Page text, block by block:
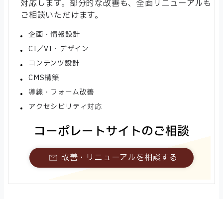
対応します。部分的な改善も、全面リニューアルも
ご相談いただけます。
企画・情報設計
CI／VI・デザイン
コンテンツ設計
CMS構築
導線・フォーム改善
アクセシビリティ対応
コーポレートサイトのご相談
改善・リニューアルを相談する